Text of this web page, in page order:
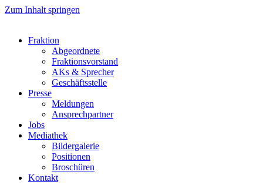
Zum Inhalt springen
Fraktion
Abgeordnete
Fraktions­vorstand
AKs & Sprecher
Geschäftsstelle
Presse
Meldungen
Ansprechpartner
Jobs
Mediathek
Bildergalerie
Positionen
Broschüren
Kontakt